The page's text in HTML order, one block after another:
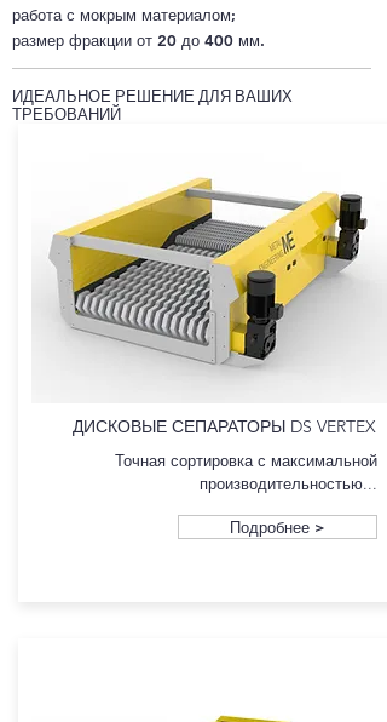
работа с мокрым материалом;
размер фракции от 20 до 400 мм.
ИДЕАЛЬНОЕ РЕШЕНИЕ ДЛЯ ВАШИХ
ТРЕБОВАНИЙ
ДИСКОВЫЕ СЕПАРАТОРЫ DS VERTEX
Точная сортировка с максимальной
производительностью...
Подробнее >